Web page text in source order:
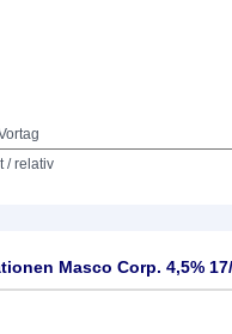
/ relativ
Masco Corp. 4,5%